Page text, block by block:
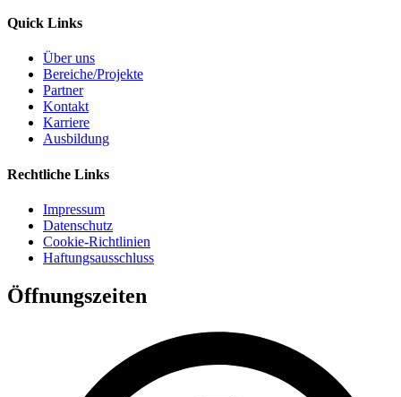
Quick Links
Über uns
Bereiche/Projekte
Partner
Kontakt
Karriere
Ausbildung
Rechtliche Links
Impressum
Datenschutz
Cookie-Richtlinien
Haftungsausschluss
Öffnungszeiten